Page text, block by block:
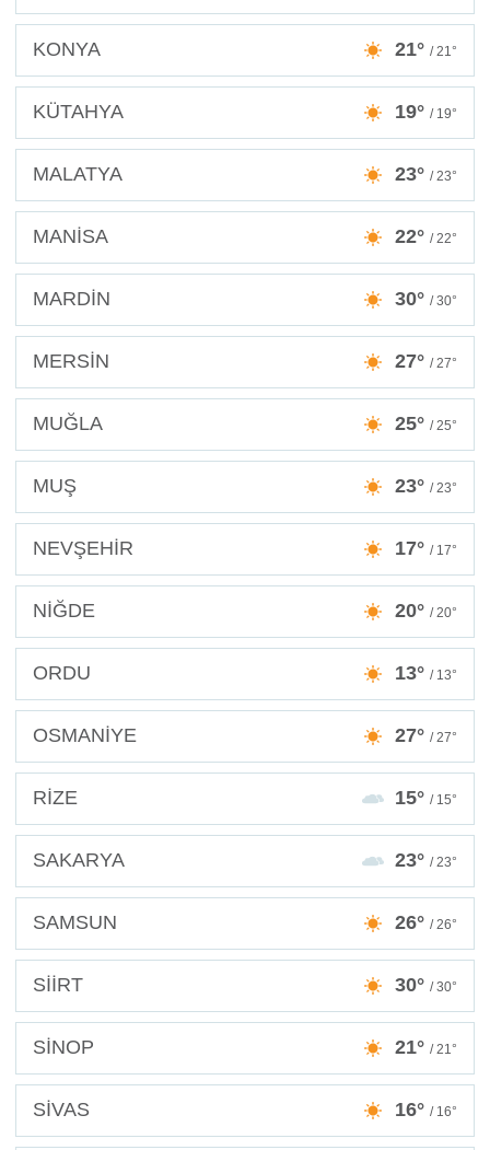
KONYA 21° / 21°
KÜTAHYA 19° / 19°
MALATYA 23° / 23°
MANİSA 22° / 22°
MARDİN 30° / 30°
MERSİN 27° / 27°
MUĞLA 25° / 25°
MUŞ 23° / 23°
NEVŞEHİR 17° / 17°
NİĞDE 20° / 20°
ORDU 13° / 13°
OSMANİYE 27° / 27°
RİZE 15° / 15°
SAKARYA 23° / 23°
SAMSUN 26° / 26°
SİİRT 30° / 30°
SİNOP 21° / 21°
SİVAS 16° / 16°